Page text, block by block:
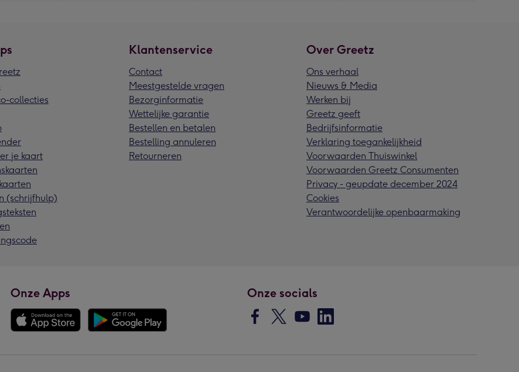
collecties
je kaart
(schrijfhulp)
Klantenservice
Contact
Meestgestelde vragen
Bezorginformatie
Wettelijke garantie
Bestellen en betalen
Bestelling annuleren
Retourneren
Over Greetz
Ons verhaal
Nieuws & Media
Werken bij
Greetz geeft
Bedrijfsinformatie
Verklaring toegankelijkheid
Voorwaarden Thuiswinkel
Voorwaarden Greetz Consumenten
Privacy - geupdate december 2024
Cookies
Verantwoordelijke openbaarmaking
Onze Apps Onze socials